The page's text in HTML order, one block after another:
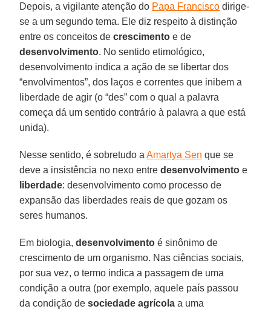
Depois, a vigilante atenção do Papa Francisco dirige-
se a um segundo tema. Ele diz respeito à distinção
entre os conceitos decrescimento e de
desenvolvimento. No sentido etimológico,
desenvolvimento indica a ação de se libertar dos
“envolvimentos”, dos laços e correntes que inibem a
liberdade de agir (o “des” com o qual a palavra
começa dá um sentido contrário à palavra a que está
unida).
Nesse sentido, é sobretudo aAmartya Sen que se
deve a insistência no nexo entredesenvolvimento e
liberdade: desenvolvimento como processo de
expansão das liberdades reais de que gozam os
seres humanos.
Em biologia,desenvolvimento é sinônimo de
crescimento de um organismo. Nas ciências sociais,
por sua vez, o termo indica a passagem de uma
condição a outra (por exemplo, aquele país passou
da condição desociedade agrícola a uma